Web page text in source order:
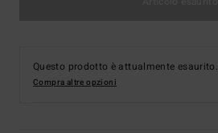
Questo prodotto è attualmente esaurito.
Compra altre opzioni